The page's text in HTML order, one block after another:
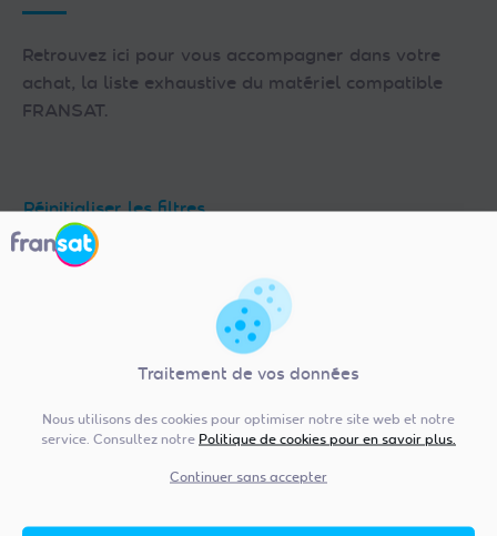
Traitement de vos données
Nous utilisons des cookies pour optimiser notre site web et notre
service. Consultez notre Politique de cookies pour en savoir plus.
Continuer sans accepter
Retrouvez ici pour vous accompagner dans votre
achat, la liste exhaustive du matériel compatible
FRANSAT.
Réinitialiser les filtres
Rechercher
Type d’achat(2)
Type d’appareil TNT(1)